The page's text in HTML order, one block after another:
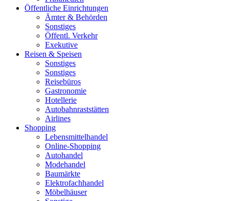
Öffentliche Einrichtungen
Ämter & Behörden
Sonstiges
Öffentl. Verkehr
Exekutive
Reisen & Speisen
Sonstiges
Sonstiges
Reisebüros
Gastronomie
Hotellerie
Autobahnraststätten
Airlines
Shopping
Lebensmittelhandel
Online-Shopping
Autohandel
Modehandel
Baumärkte
Elektrofachhandel
Möbelhäuser